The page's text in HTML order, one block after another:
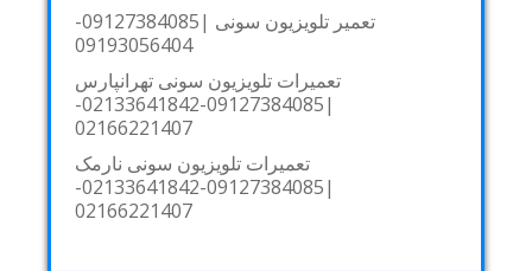
تعمیر تلویزیون سونی |09127384085-
09193056404
تعمیرات تلویزیون سونی تهرانپارس
|09127384085-02133641842-
02166221407
تعمیرات تلویزیون سونی نارمک
|09127384085-02133641842-
02166221407